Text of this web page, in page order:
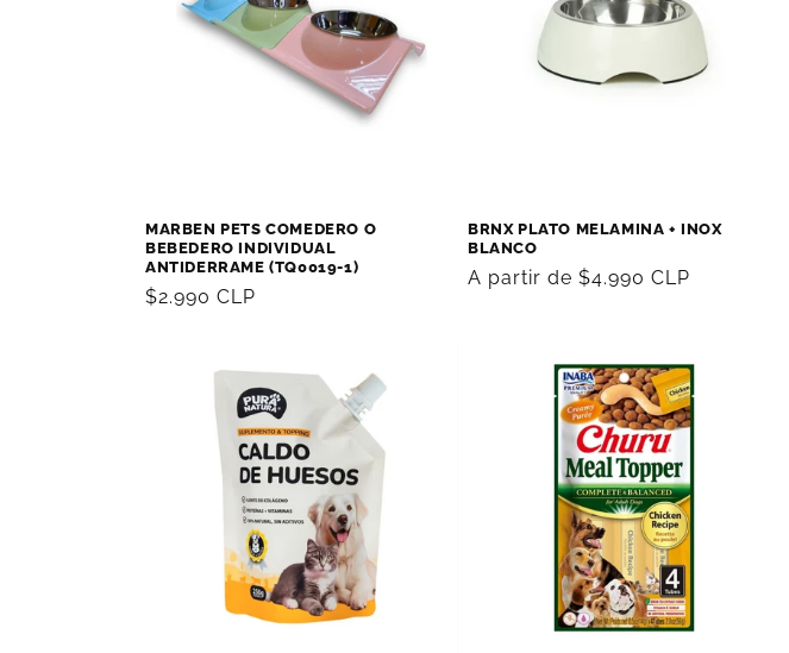
n
:
MARBEN PETS COMEDERO O
BEBEDERO INDIVIDUAL
ANTIDERRAME (TQ0019-1)
Precio
$2.990 CLP
BRNX PLATO MELAMINA + INOX
BLANCO
Precio
A partir de $4.990 CLP